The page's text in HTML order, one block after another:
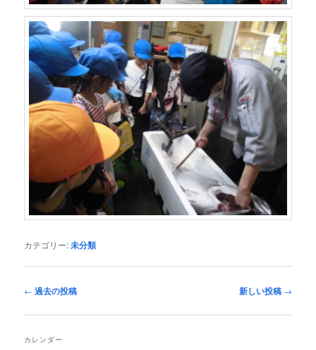
カテゴリー:未分類
投
ナ
← 過去の投稿 新しい投稿 →
カレンダー